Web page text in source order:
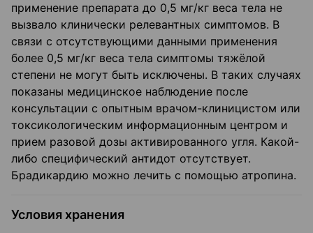
применение препарата до 0,5 мг/кг веса тела не
вызвало клинически релевантных симптомов. В
связи с отсутствующими данными применения
более 0,5 мг/кг веса тела симптомы тяжёлой
степени не могут быть исключены. В таких случаях
показаны медицинское наблюдение после
консультации с опытным врачом-клиницистом или
токсикологическим информационным центром и
прием разовой дозы активированного угля. Какой-
либо специфический антидот отсутствует.
Брадикардию можно лечить с помощью атропина.
Условия хранения